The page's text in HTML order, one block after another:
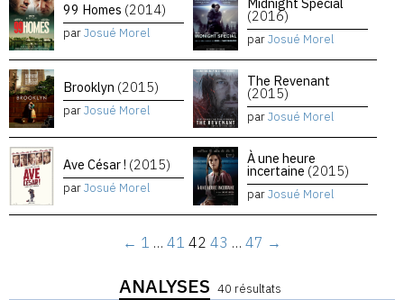
99 Homes (2014)
parJosué Morel
Midnight Special
(2016)
parJosué Morel
Brooklyn (2015)
parJosué Morel
The Revenant
(2015)
parJosué Morel
Ave César ! (2015)
parJosué Morel
À une heure
incertaine (2015)
parJosué Morel
← 1 … 41 42 43 … 47 →
ANALYSES 40 résultats